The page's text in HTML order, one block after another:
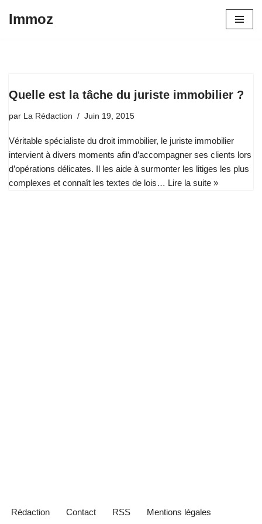
Immoz
Quelle est la tâche du juriste immobilier ?
par La Rédaction Juin 19, 2015
Véritable spécialiste du droit immobilier, le juriste immobilier
intervient à divers moments afin d’accompagner ses clients lors
d’opérations délicates. Il les aide à surmonter les litiges les plus
complexes et connaît les textes de lois… Lire la suite »
Rédaction Contact RSS Mentions légales